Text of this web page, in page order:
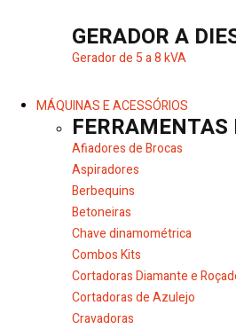
GERADOR A
Gerador de 5 a 8 kVA
MÁQUINAS E ACESSÓRIOS
FERRAMENTAS
Afiadores de Brocas
Aspiradores
Berbequins
Betoneiras
Chave dinamométrica
Combos Kits
Cortadoras Diamante e
Cortadoras de Azulejo
Cravadoras